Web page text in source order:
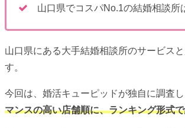
山口県でコスパNo.1の結婚相談所
山口県にある大手結婚相談所のサービス
す。
今回は、婚活キューピッドが独自に調査し
マンスの高い店舗順に、ランキング形式